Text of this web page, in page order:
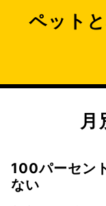
へ
ペット
月
100パーセン
ない